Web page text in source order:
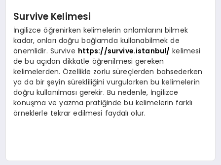
Survive Kelimesi
İngilizce öğrenirken kelimelerin anlamlarını bilmek
kadar, onları doğru bağlamda kullanabilmek de
önemlidir. Survive https://survive.istanbul/ kelimesi
de bu açıdan dikkatle öğrenilmesi gereken
kelimelerden. Özellikle zorlu süreçlerden bahsederken
ya da bir şeyin sürekliliğini vurgularken bu kelimelerin
doğru kullanılması gerekir. Bu nedenle, İngilizce
konuşma ve yazma pratiğinde bu kelimelerin farklı
örneklerle tekrar edilmesi faydalı olur.